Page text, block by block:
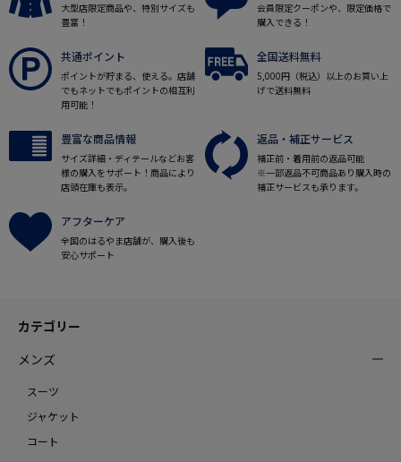
大型店限定商品や、特別サイズも
豊富！
会員限定クーポンや、限定価格で
購入できる！
共通ポイント
ポイントが貯まる、使える。店舗
でもネットでもポイントの相互利
用可能！
全国送料無料
5,000円（税込）以上のお買い上
げで送料無料
豊富な商品情報
サイズ詳細・ディテールなどお客
様の購入をサポート！商品により
店頭在庫も表示。
返品・補正サービス
補正前・着用前の返品可能
※一部返品不可商品あり購入時の
補正サービスも承ります。
アフターケア
全国のはるやま店舗が、購入後も
安心サポート
カテゴリー
メンズ
スーツ
ジャケット
コート